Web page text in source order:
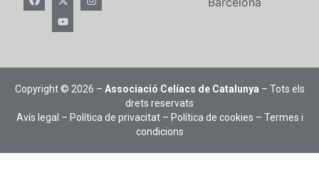
Copyright © 2026 – Associació Celíacs de Catalunya – Tots els
drets reservats
Avís legal – Política de privacitat– Política de cookies – Termes i
condicions